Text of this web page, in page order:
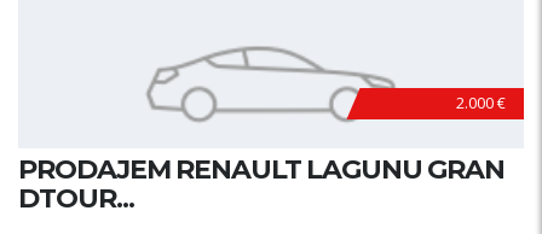
2.000 €
PRODAJEM RENAULT LAGUNU GRAN
DTOUR...